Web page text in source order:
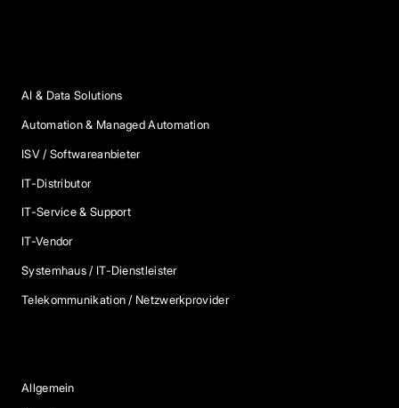
AI & Data Solutions
Automation & Managed Automation
ISV / Softwareanbieter
IT-Distributor
IT-Service & Support
IT-Vendor
Systemhaus / IT-Dienstleister
Telekommunikation / Netzwerkprovider
Allgemein